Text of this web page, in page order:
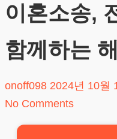
담
이혼소송,
함께하는
onoff098 2024년 10월
No Comments